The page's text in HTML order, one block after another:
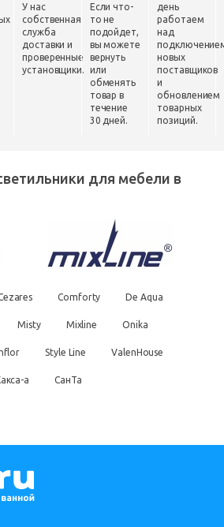
У нас
собственная
служба
доставки и
проверенные
установщики.
Если что-
то не
подойдет,
вы можете
вернуть
или
обменять
товар в
течение
30 дней.
день
работаем
над
новых
поставщиков
и
обновлением
товарных
позиций.
для мебели в
Comforty De Aqua
Misty Mixline Onika
Style Line ValenHouse
а СанТа